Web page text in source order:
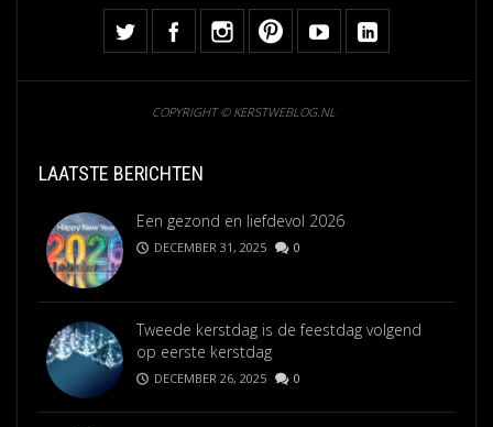
COPYRIGHT © KERSTWEBLOG.NL
LAATSTE BERICHTEN
Een gezond en liefdevol 2026
DECEMBER 31, 2025 0
Tweede kerstdag is de feestdag volgend
op eerste kerstdag
DECEMBER 26, 2025 0